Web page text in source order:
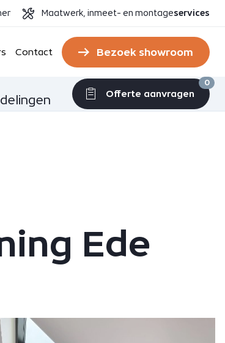
Maatwerk, inmeet- en montageservices
Contact Bezoek showroom
Offerte aanvragen
0
Ede